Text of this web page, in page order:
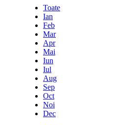
Toate
Ian
Feb
Mar
Apr
Mai
Iun
Iul
Aug
Sep
Oct
Noi
Dec